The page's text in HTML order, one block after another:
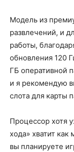
Модель из
развлечений, и
работы,
обновления 120
ГБ оперативной
и я рекомендую
слота для карты
Процессор хотя
хода» хватит
вы планируете